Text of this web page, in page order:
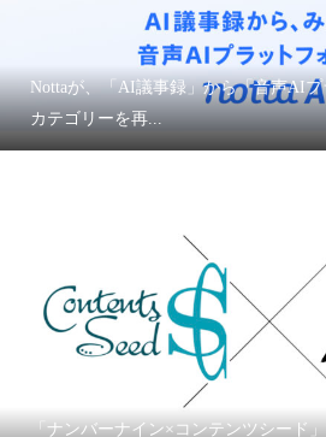
Nottaが、「AI議事録」から「音声AI
カテゴリーを再...
「ナンバーナイン×コンテンツシード